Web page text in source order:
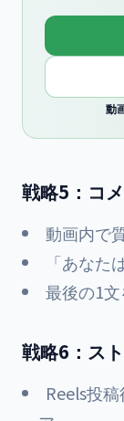
動
戦略5：コ
動画内で
「あなた
最後の1
戦略6：ス
Reels投